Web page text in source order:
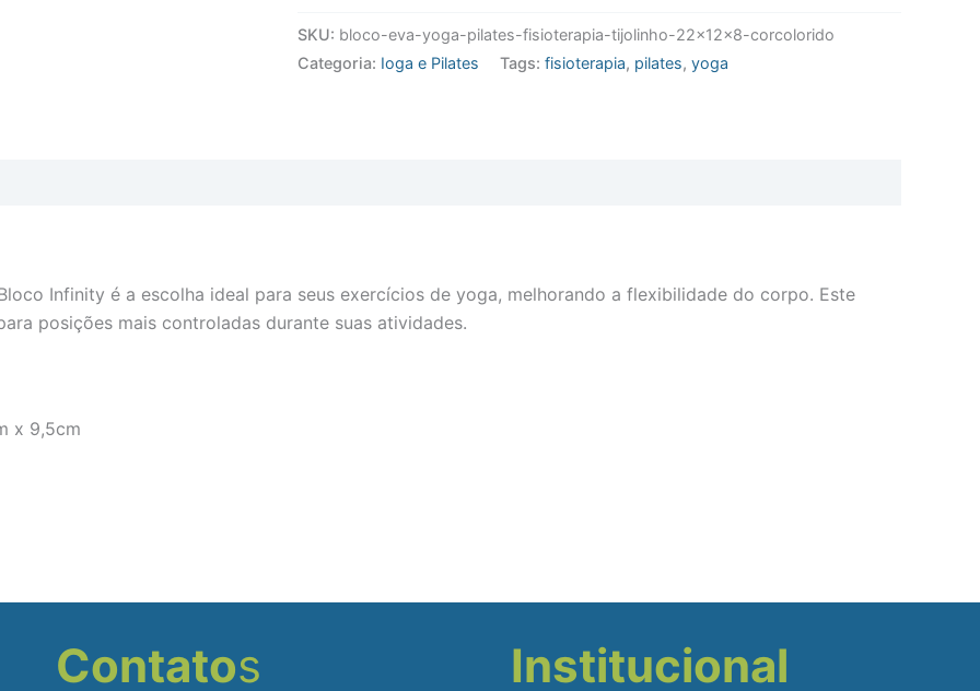
SKU: bloco-eva-yoga-pilates-fisioterapia-tijolinho-22x12x8-corcolorido
Categoria: Ioga e Pilates Tags: fisioterapia, pilates, yoga
Infinity é a escolha ideal para seus exercícios de yoga, melhorando a flexibilidade do corpo. Este
posições mais controladas durante suas atividades.
x 9,5cm
Contatos Institucional